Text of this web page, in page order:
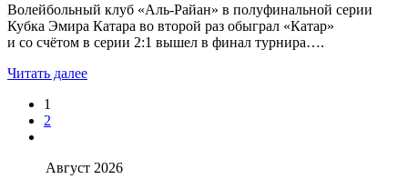
Волейбольный клуб «Аль-Райан» в полуфинальной серии
Кубка Эмира Катара во второй раз обыграл «Катар»
и со счётом в серии 2:1 вышел в финал турнира….
Читать далее
1
2
Август 2026